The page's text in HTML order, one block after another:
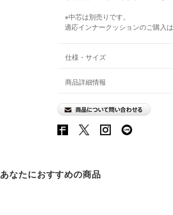
※中芯は別売りです。
適応インナークッションのご購入は
仕様・サイズ
商品詳細情報
あなたにおすすめの商品